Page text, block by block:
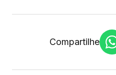
Compartilhe